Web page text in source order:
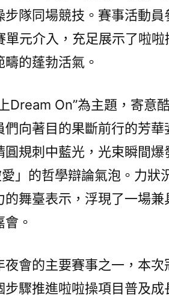
包
步隊同場競技。賽事活動員
元介入，充足展示了啦啦
的蓬勃活氣。
Dream On”為主題，寄意
向著目的果斷前行的芳華
規刺中藍光，光束瞬間爆
」的哲學辯論氣泡。力狀
舞臺表示，浮現了一場兼
。
會的主要賽事之一，本次
驟推進啦啦操項目普及成